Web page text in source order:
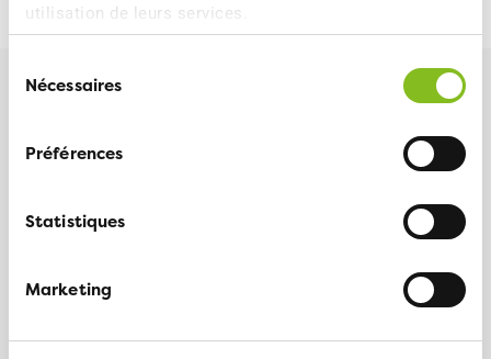
utilisation de leurs services.
Nécessaires
Préférences
Statistiques
Marketing